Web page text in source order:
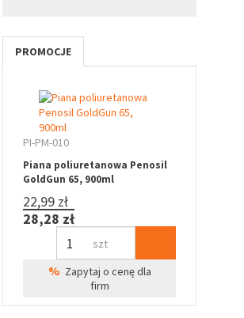
Oferta specjalna
PROMOCJE
PI-PM-010
Piana poliuretanowa Penosil
GoldGun 65, 900ml
22,99 zł
28,28 zł
szt
% Zapytaj o cenę dla
firm